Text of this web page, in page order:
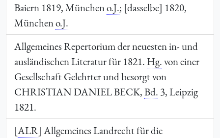
Baiern 1819, Müncheno.J.; [dasselbe] 1820,
Müncheno.J.
Allgemeines Repertorium der neuesten in- und
ausländischen Literatur für 1821. Hg.von einer
Gesellschaft Gelehrter und besorgt von
CHRISTIAN DANIEL BECK,Bd. 3, Leipzig
1821.
[ALR] Allgemeines Landrecht für die